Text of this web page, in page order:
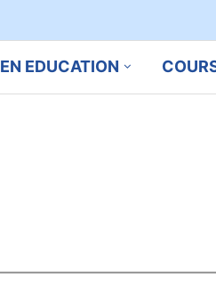
EDUCATION